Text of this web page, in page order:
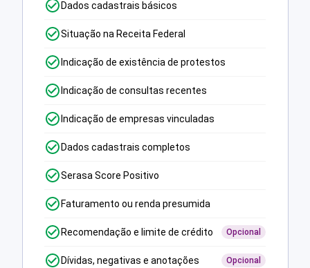
Dados cadastrais básicos
Situação na Receita Federal
Indicação de existência de protestos
Indicação de consultas recentes
Indicação de empresas vinculadas
Dados cadastrais completos
Serasa Score Positivo
Faturamento ou renda presumida
Recomendação e limite de crédito Opcional
Dívidas, negativas e anotações Opcional